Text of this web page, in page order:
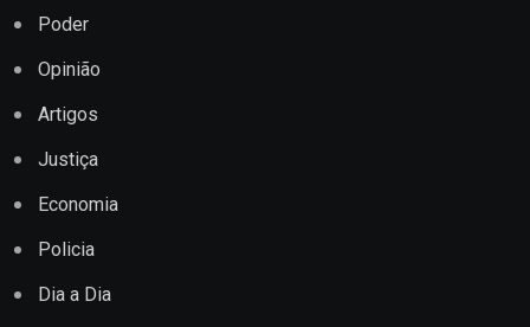
Poder
Opinião
Artigos
Justiça
Economia
Policia
Dia a Dia